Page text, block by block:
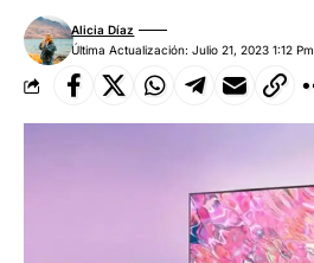
Última Actualización: Julio 21, 2023 1:12 Pm
Alicia Díaz